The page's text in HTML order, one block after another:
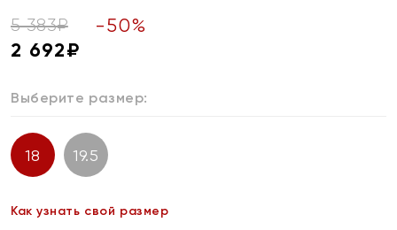
5 383₽ -50%
2 692₽
Выберите размер:
18 19.5
Как узнать свой размер